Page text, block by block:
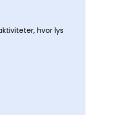
hvor lys